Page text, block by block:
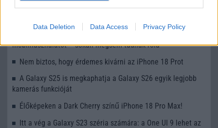
Data Deletion Data Access Privacy Policy
Az Android rejtett automatizmusai: hat funkció, amely
mobilhasználatot – sokan mégsem tudnak róla
Nem biztos, hogy érdemes kivárni az iPhone 18 Prot
A Galaxy S25 is megkaphatja a Galaxy S26 egyik legjobb
kamerás funkcióját
Élőképeken a Dark Cherry színű iPhone 18 Pro Max!
Itt a vég a Galaxy S23 széria számára: a One UI 9 lehet az